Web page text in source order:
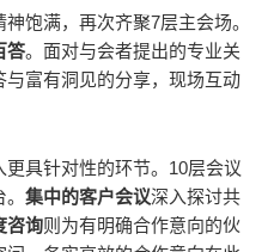
饱满，再次齐聚7层主会场。
答。面对与会者提出的专业关
富有洞见的分享，现场互动
更具针对性的环节。10层会议
集中的客户会议深入探讨共
咨询则为有明确合作意向的伙